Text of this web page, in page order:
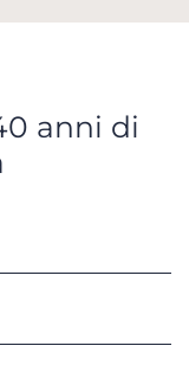
anni di
dedicato